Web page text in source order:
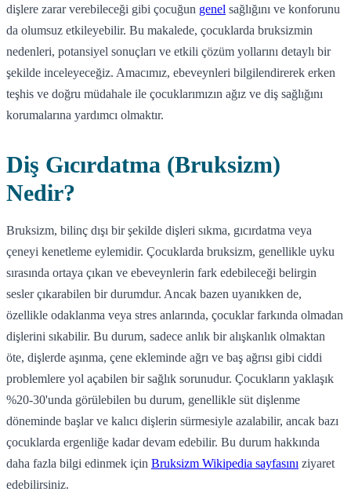
dişlere zarar verebileceği gibi çocuğun genel sağlığını ve konforunu
da olumsuz etkileyebilir. Bu makalede, çocuklarda bruksizmin
nedenleri, potansiyel sonuçları ve etkili çözüm yollarını detaylı bir
şekilde inceleyeceğiz. Amacımız, ebeveynleri bilgilendirerek erken
teşhis ve doğru müdahale ile çocuklarımızın ağız ve diş sağlığını
korumalarına yardımcı olmaktır.
Diş Gıcırdatma (Bruksizm)
Nedir?
Bruksizm, bilinç dışı bir şekilde dişleri sıkma, gıcırdatma veya
çeneyi kenetleme eylemidir. Çocuklarda bruksizm, genellikle uyku
sırasında ortaya çıkan ve ebeveynlerin fark edebileceği belirgin
sesler çıkarabilen bir durumdur. Ancak bazen uyanıkken de,
özellikle odaklanma veya stres anlarında, çocuklar farkında olmadan
dişlerini sıkabilir. Bu durum, sadece anlık bir alışkanlık olmaktan
öte, dişlerde aşınma, çene ekleminde ağrı ve baş ağrısı gibi ciddi
problemlere yol açabilen bir sağlık sorunudur. Çocukların yaklaşık
%20-30'unda görülebilen bu durum, genellikle süt dişlenme
döneminde başlar ve kalıcı dişlerin sürmesiyle azalabilir, ancak bazı
çocuklarda ergenliğe kadar devam edebilir. Bu durum hakkında
daha fazla bilgi edinmek için Bruksizm Wikipedia sayfasını ziyaret
edebilirsiniz.